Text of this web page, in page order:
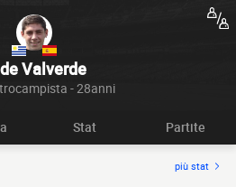
Valverde
- 28anni
Stat Partite
più stat